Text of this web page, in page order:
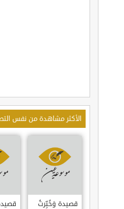
الأكثر مشاهدة من نفس
قصيدة وَخُبِّرتُ